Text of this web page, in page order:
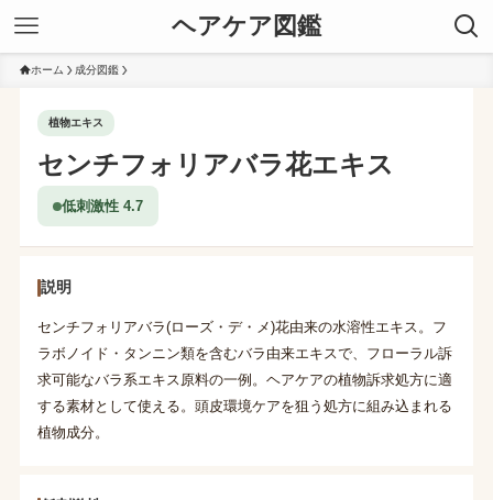
ヘアケア図鑑
ホーム 成分図鑑
植物エキス
センチフォリアバラ花エキス
低刺激性 4.7
説明
センチフォリアバラ(ローズ・デ・メ)花由来の水溶性エキス。フ
ラボノイド・タンニン類を含むバラ由来エキスで、フローラル訴
求可能なバラ系エキス原料の一例。ヘアケアの植物訴求処方に適
する素材として使える。頭皮環境ケアを狙う処方に組み込まれる
植物成分。